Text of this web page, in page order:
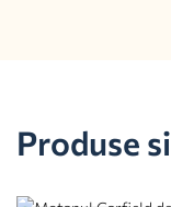
Produse